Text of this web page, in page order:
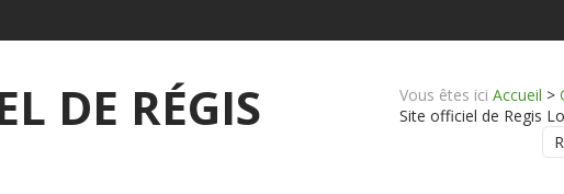
DE RÉGIS Vous êtes ici Accueil >
Site officiel de Regis